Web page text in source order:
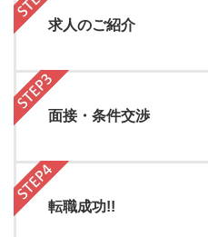
求人のご紹介
面接・条件交渉
転職成功!!